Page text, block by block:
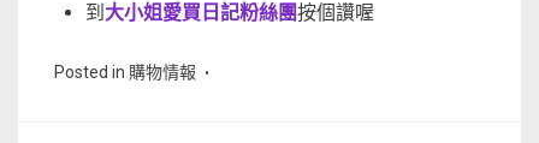
到 大小姐愛買日記粉絲團按個讚喔
Posted in 購物情報